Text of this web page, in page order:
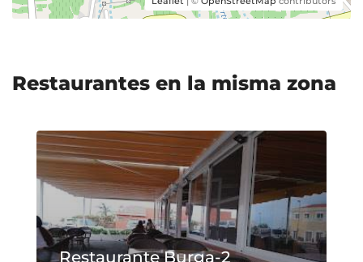
Restaurantes en la misma zona
Restaurante Burga-2